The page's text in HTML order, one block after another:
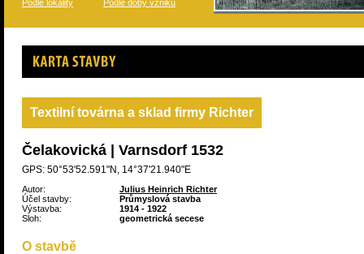
Podle lokality
Podle doby vzniku
Karta stavby
Textilní továrna a sklad firmy Richter
Čelakovická | Varnsdorf 1532
GPS: 50°53'52.591"N, 14°37'21.940"E
Autor:
Julius Heinrich Richter
Účel stavby:
Průmyslová stavba
Výstavba:
1914 - 1922
Sloh:
geometrická secese
O stavbě